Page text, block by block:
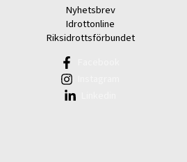
Nyhetsbrev
Idrottonline
Riksidrottsförbundet